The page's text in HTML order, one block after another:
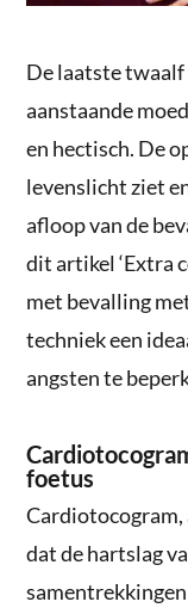
De laatste twaalf
aanstaande
en hectisch. De
levenslicht ziet
afloop van de
dit artikel ‘Extra
met bevalling
techniek een
angsten te
foetus
Cardiotocogram,
dat de hartslag